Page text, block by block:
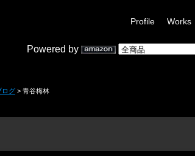
Profile Works
Powered by
ログ > 青谷梅林